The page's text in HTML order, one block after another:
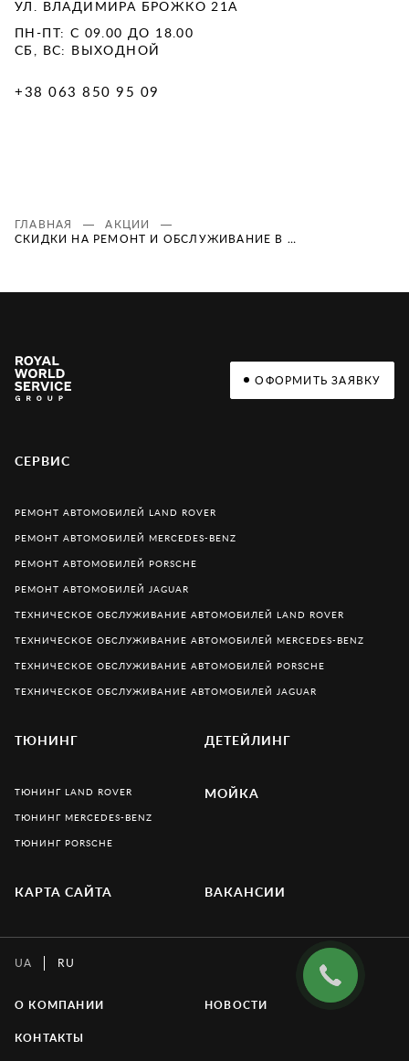
УЛ. ВЛАДИМИРА БРОЖКО 21А
ПН-ПТ: С 09.00 ДО 18.00
СБ, ВС: ВЫХОДНОЙ
+38 063 850 95 09
ГЛАВНАЯ
АКЦИИ
СКИДКИ НА РЕМОНТ И ОБСЛУЖИВАНИЕ В ROYAL WORLD SERVICE НА УЛИЦЕ ВЛАДИМИРА БРОЖКО 21А
ОФОРМИТЬ ЗАЯВКУ
СЕРВИС
РЕМОНТ АВТОМОБИЛЕЙ LAND ROVER
РЕМОНТ АВТОМОБИЛЕЙ MERCEDES-BENZ
РЕМОНТ АВТОМОБИЛЕЙ PORSCHE
РЕМОНТ АВТОМОБИЛЕЙ JAGUAR
ТЕХНИЧЕСКОЕ ОБСЛУЖИВАНИЕ АВТОМОБИЛЕЙ LAND ROVER
ТЕХНИЧЕСКОЕ ОБСЛУЖИВАНИЕ АВТОМОБИЛЕЙ MERCEDES-BENZ
ТЕХНИЧЕСКОЕ ОБСЛУЖИВАНИЕ АВТОМОБИЛЕЙ PORSCHE
ТЕХНИЧЕСКОЕ ОБСЛУЖИВАНИЕ АВТОМОБИЛЕЙ JAGUAR
ТЮНИНГ
ТЮНИНГ LAND ROVER
ТЮНИНГ MERCEDES-BENZ
ТЮНИНГ PORSCHE
ДЕТЕЙЛИНГ
МОЙКА
КАРТА САЙТА ВАКАНСИИ
UA RU
О КОМПАНИИ НОВОСТИ
КОНТАКТЫ